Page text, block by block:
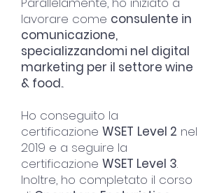
lavorare come consulente in
comunicazione,
specializzandomi nel digital
marketing per il settore wine
& food..
Ho conseguito la
certificazione WSET Level 2 nel
2019 e a seguire la
certificazione WSET Level 3.
Inoltre, ho completato il corso